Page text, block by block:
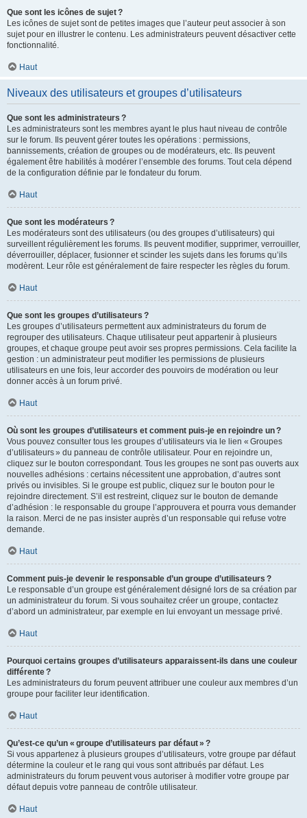
Que sont les icônes de sujet ?
Les icônes de sujet sont de petites images que l’auteur peut associer à son
sujet pour en illustrer le contenu. Les administrateurs peuvent désactiver cette
fonctionnalité.
Haut
Niveaux des utilisateurs et groupes d’utilisateurs
Que sont les administrateurs ?
Les administrateurs sont les membres ayant le plus haut niveau de contrôle
sur le forum. Ils peuvent gérer toutes les opérations : permissions,
bannissements, création de groupes ou de modérateurs, etc. Ils peuvent
également être habilités à modérer l’ensemble des forums. Tout cela dépend
de la configuration définie par le fondateur du forum.
Haut
Que sont les modérateurs ?
Les modérateurs sont des utilisateurs (ou des groupes d’utilisateurs) qui
surveillent régulièrement les forums. Ils peuvent modifier, supprimer, verrouiller,
déverrouiller, déplacer, fusionner et scinder les sujets dans les forums qu’ils
modèrent. Leur rôle est généralement de faire respecter les règles du forum.
Haut
Que sont les groupes d’utilisateurs ?
Les groupes d’utilisateurs permettent aux administrateurs du forum de
regrouper des utilisateurs. Chaque utilisateur peut appartenir à plusieurs
groupes, et chaque groupe peut avoir ses propres permissions. Cela facilite la
gestion : un administrateur peut modifier les permissions de plusieurs
utilisateurs en une fois, leur accorder des pouvoirs de modération ou leur
donner accès à un forum privé.
Haut
Où sont les groupes d’utilisateurs et comment puis-je en rejoindre un ?
Vous pouvez consulter tous les groupes d’utilisateurs via le lien « Groupes
d’utilisateurs » du panneau de contrôle utilisateur. Pour en rejoindre un,
cliquez sur le bouton correspondant. Tous les groupes ne sont pas ouverts aux
nouvelles adhésions : certains nécessitent une approbation, d’autres sont
privés ou invisibles. Si le groupe est public, cliquez sur le bouton pour le
rejoindre directement. S’il est restreint, cliquez sur le bouton de demande
d’adhésion : le responsable du groupe l’approuvera et pourra vous demander
la raison. Merci de ne pas insister auprès d’un responsable qui refuse votre
demande.
Haut
Comment puis-je devenir le responsable d’un groupe d’utilisateurs ?
Le responsable d’un groupe est généralement désigné lors de sa création par
un administrateur du forum. Si vous souhaitez créer un groupe, contactez
d’abord un administrateur, par exemple en lui envoyant un message privé.
Haut
Pourquoi certains groupes d’utilisateurs apparaissent-ils dans une couleur
différente ?
Les administrateurs du forum peuvent attribuer une couleur aux membres d’un
groupe pour faciliter leur identification.
Haut
Qu’est-ce qu’un « groupe d’utilisateurs par défaut » ?
Si vous appartenez à plusieurs groupes d’utilisateurs, votre groupe par défaut
détermine la couleur et le rang qui vous sont attribués par défaut. Les
administrateurs du forum peuvent vous autoriser à modifier votre groupe par
défaut depuis votre panneau de contrôle utilisateur.
Haut